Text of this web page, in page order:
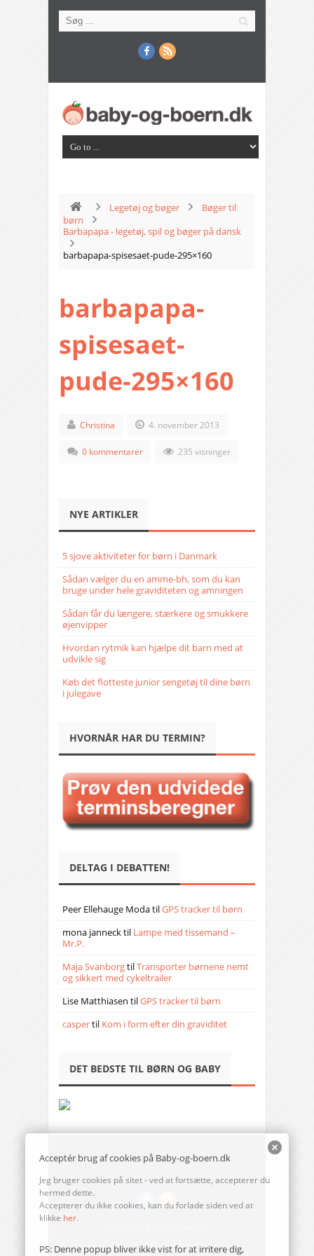
Legetøj og bøger
Bøger til
børn
Barbapapa - legetøj, spil og bøger på dansk
barbapapa-spisesaet-pude-295×160
barbapapa-
spisesaet-
pude-295×160
Christina 4. november 2013
0 kommentarer 235 visninger
NYE ARTIKLER
5 sjove aktiviteter for børn i Danmark
Sådan vælger du en amme-bh, som du kan
bruge under hele graviditeten og amningen
Sådan får du længere, stærkere og smukkere
øjenvipper
Hvordan rytmik kan hjælpe dit barn med at
udvikle sig
Køb det flotteste junior sengetøj til dine børn
i julegave
HVORNÅR HAR DU TERMIN?
DELTAG I DEBATTEN!
Peer Ellehauge ModatilGPS tracker til børn
mona jannecktil Lampe med tissemand –
Mr.P.
Maja SvanborgtilTransporter børnene nemt
og sikkert med cykeltrailer
Lise Matthiasen tilGPS tracker til børn
caspertil Kom i form efter din graviditet
DET BEDSTE TIL BØRN OG BABY
Send en mail til redaktionen
Acceptér brug af cookies på Baby-og-boern.dk
Jeg bruger cookies på sitet - ved at fortsætte, accepterer du
hermed dette.
Accepterer du ikke cookies, kan du forlade siden ved at
klikke her.
PS: Denne popup bliver ikke vist for at irritere dig,